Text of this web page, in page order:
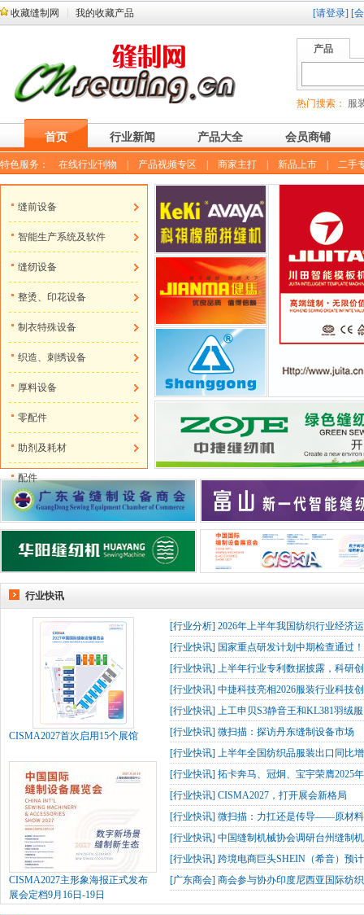
收藏缝制网 我的收藏产品 [请登录] [
产品
热门搜索： 服
首页 行业新闻 产品大全 会员商铺
特色服务： 在线行业刊物 产品视频专区 商家主打 新品上市 二手
缝前设备
智能生产系统及软件
缝纫设备
整烫、印花设备
制衣特殊设备
织造、刺绣设备
厚料设备
零配件
助剂及耗材
配件
行业快讯
CISMA2027首次启用15个展馆
CISMA2027主形象海报正式发布
展会定档9月16日-19日
[行业分析] 2026年上半年我国纺织行业经济
[行业快讯] 国家重点研发计划中期检查通过
[行业快讯] 上半年行业专利数据披露，科研
[行业快讯] 中捷科技亮相2026服装行业科技
[行业快讯] 上工申贝S3静音王和KL381羽绒
[行业快讯] 微扫描：探访丹东缝制设备市场
[行业快讯] 上半年全国纺织品服装出口同比
[行业快讯] 拓卡奔马、冠炯、宝宇荣膺2025
[行业快讯] CISMA2027，打开展会新格局
[行业快讯] 微扫描：力扛还是传导——原材
[行业快讯] 中国缝制机械协会调研台州缝制
[行业快讯] 跨境电商巨头SHEIN（希音）预
[广东商会] 商会参与协办印度尼西亚国际纺